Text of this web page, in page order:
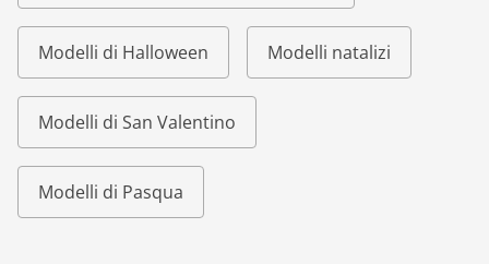
Modelli di Halloween Modelli natalizi
Modelli di San Valentino
Modelli di Pasqua